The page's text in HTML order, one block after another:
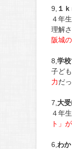
9, １
４年
理解
阪城
8, 学
子ど
力だ
7, 大
４年
ト」
6, わ